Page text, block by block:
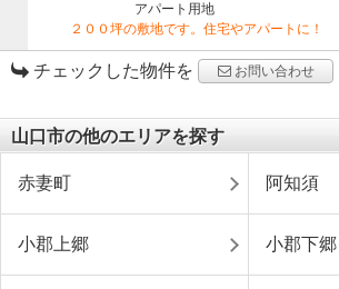
アパート用地
２００坪の敷地です。住宅やアパートに！
チェックした物件を お問い合わせ
山口市の他のエリアを探す
赤妻町 阿知須
小郡上郷 小郡下郷